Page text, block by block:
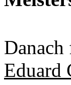
Eduard